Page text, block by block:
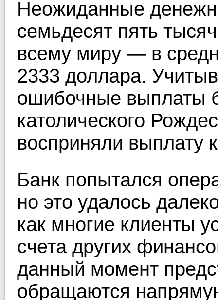
Неожиданные
семьдесят пять
всему миру — в
2333 доллара.
ошибочные выплаты
католического
восприняли выплату
Банк попытался
но это удалось
как многие клиенты
счета других
данный момент
обращаются